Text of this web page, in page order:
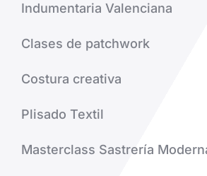
Indumentaria Valenciana
Clases de patchwork
Costura creativa
Plisado Textil
Masterclass Sastrería